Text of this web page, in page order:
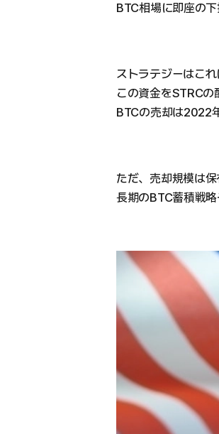
BTC相場に即座の
ストラテジーはこ
この資金をSTRCの
BTCの売却は2022
ただ、売却規模は
長期のBTC蓄積戦